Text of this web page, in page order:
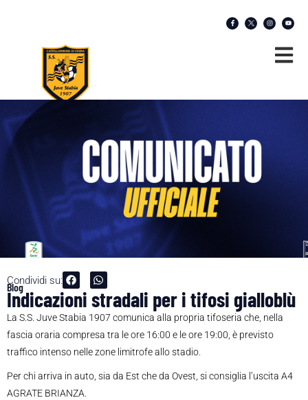
Condividi su:
Blog
Indicazioni stradali per i tifosi gialloblù
La S.S. Juve Stabia 1907 comunica alla propria tifoseria che, nella
fascia oraria compresa tra le ore 16:00 e le ore 19:00, è previsto
traffico intenso nelle zone limitrofe allo stadio.
Per chi arriva in auto, sia da Est che da Ovest, si consiglia l’uscita A4
AGRATE BRIANZA.